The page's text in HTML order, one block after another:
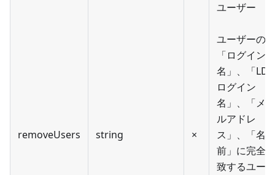
removeUsers string ×
ユーザー
ユーザーの
「ログイン
名」、「
ログイン
名」、「メー
ルアドレ
ス」、「名
前」に完全一
致するユーザ